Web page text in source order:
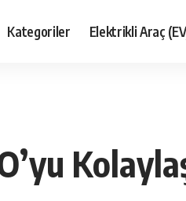
Kategoriler Elektrikli Araç